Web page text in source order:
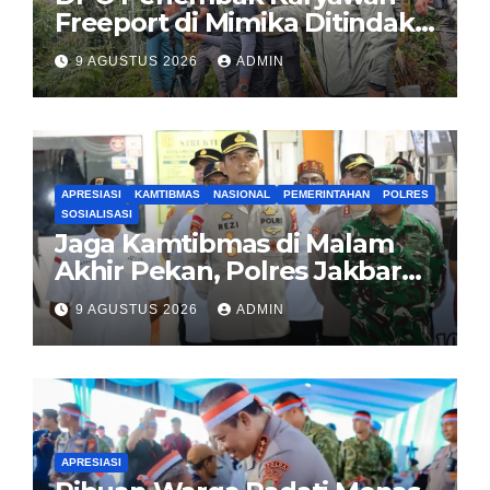
Freeport di Mimika Ditindak
Satgas Amole-2026 di
Tembagapura
9 AGUSTUS 2026 ADMIN
APRESIASI KAMTIBMAS NASIONAL PEMERINTAHAN
POLRES
SOSIALISASI
Jaga Kamtibmas di Malam
Akhir Pekan, Polres Jakbar
Gelar KRYD Bersama Tiga
Pilar
9 AGUSTUS 2026 ADMIN
APRESIASI